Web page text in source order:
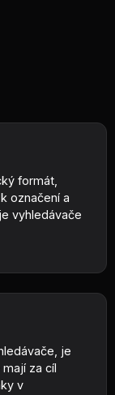
formát,
označení a
vyhledávače
je
za cíl
v